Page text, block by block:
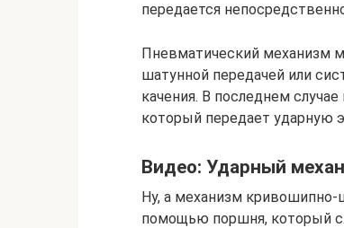
передается
Пневматический механизм
шатунной передачей или
качения. В последнем
который передает ударную
Видео: Ударный
Ну, а механизм
помощью поршня, который